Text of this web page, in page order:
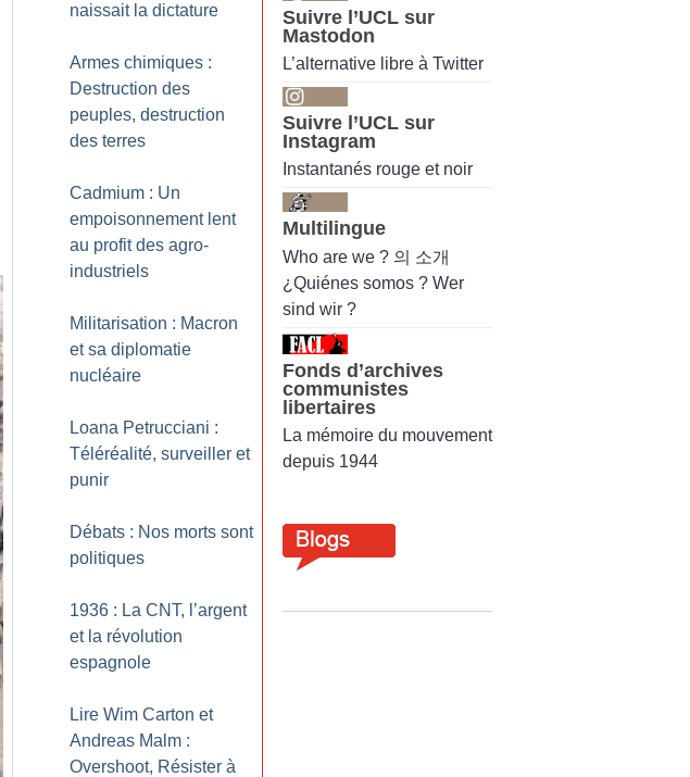
naissait la dictature
Armes chimiques :
Destruction des
peuples, destruction
des terres
Cadmium : Un
empoisonnement lent
au profit des agro-
industriels
Militarisation : Macron
et sa diplomatie
nucléaire
Loana Petrucciani :
Téléréalité, surveiller et
punir
Débats : Nos morts sont
politiques
1936 : La CNT, l’argent
et la révolution
espagnole
Lire Wim Carton et
Andreas Malm :
Overshoot, Résister à
Suivre l’UCL sur
Mastodon
L’alternative libre à Twitter
Suivre l’UCL sur
Instagram
Instantanés rouge et noir
Multilingue
Who are we ? 의 소개
¿Quiénes somos ? Wer
sind wir ?
Fonds d’archives
communistes
libertaires
La mémoire du mouvement
depuis 1944